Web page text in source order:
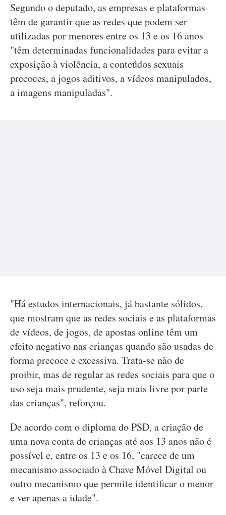
Segundo o deputado, as empresas e plataformas
têm de garantir que as redes que podem ser
utilizadas por menores entre os 13 e os 16 anos
"têm determinadas funcionalidades para evitar a
exposição à violência, a conteúdos sexuais
precoces, a jogos aditivos, a vídeos manipulados,
a imagens manipuladas".
"Há estudos internacionais, já bastante sólidos,
que mostram que as redes sociais e as plataformas
de vídeos, de jogos, de apostas online têm um
efeito negativo nas crianças quando são usadas de
forma precoce e excessiva. Trata-se não de
proibir, mas de regular as redes sociais para que o
uso seja mais prudente, seja mais livre por parte
das crianças", reforçou.
De acordo com o diploma do PSD, a criação de
uma nova conta de crianças até aos 13 anos não é
possível e, entre os 13 e os 16, "carece de um
mecanismo associado à Chave Móvel Digital ou
outro mecanismo que permite identificar o menor
e ver apenas a idade".